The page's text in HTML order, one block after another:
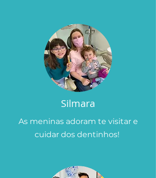
Silmara
As meninas adoram te visitar e
cuidar dos dentinhos!